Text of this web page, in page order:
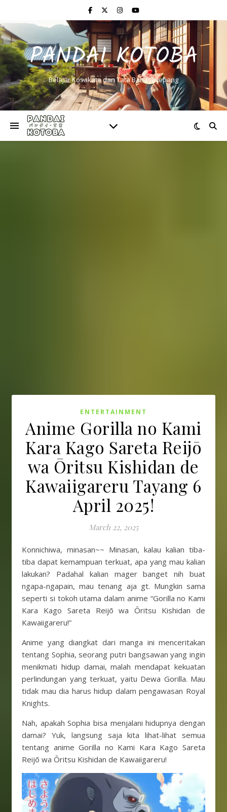
PANDAI KOTOBA
Belajar Kosakata dan Tata Bahasa Jepang
ENTERTAINMENT
Anime Gorilla no Kami
Kara Kago Sareta Reijō
wa Ōritsu Kishidan de
Kawaiigareru Tayang 6
April 2025!
March 22, 2025
Konnichiwa, minasan~~ Minasan, kalau kalian tiba-
tiba dapat kemampuan terkuat, apa yang mau kalian
lakukan? Padahal kalian mager banget nih buat
ngapa-ngapain, mau tenang aja gt. Mungkin sama
seperti si tokoh utama dalam anime “Gorilla no Kami
Kara Kago Sareta Reijō wa Ōritsu Kishidan de
Kawaiigareru!”
Anime yang diangkat dari manga ini menceritakan
tentang Sophia, seorang putri bangsawan yang ingin
menikmati hidup damai, malah mendapat kekuatan
perlindungan yang terkuat, yaitu Dewa Gorilla. Mau
tidak mau dia harus hidup dalam pengawasan Royal
Knights.
Nah, apakah Sophia bisa menjalani hidupnya dengan
damai? Yuk, langsung saja kita lihat-lihat semua
tentang anime Gorilla no Kami Kara Kago Sareta
Reijō wa Ōritsu Kishidan de Kawaiigareru!